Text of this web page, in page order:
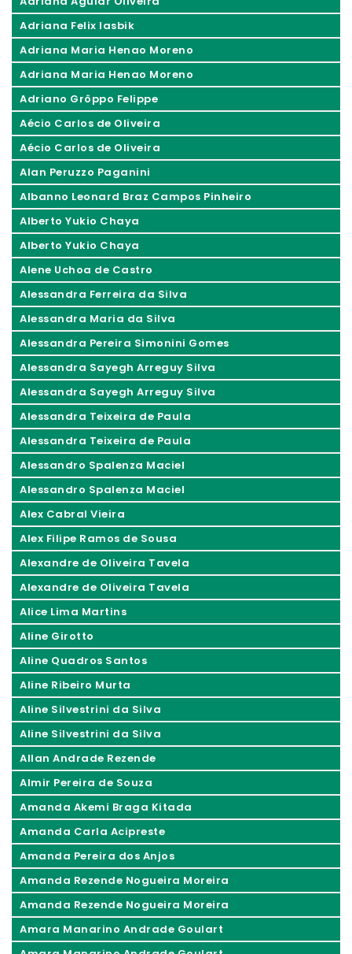
Adriana Felix Iasbik
Adriana Maria Henao Moreno
Adriana Maria Henao Moreno
Adriano Grôppo Felippe
Aécio Carlos de Oliveira
Aécio Carlos de Oliveira
Alan Peruzzo Paganini
Albanno Leonard Braz Campos Pinheiro
Alberto Yukio Chaya
Alberto Yukio Chaya
Alene Uchoa de Castro
Alessandra Ferreira da Silva
Alessandra Maria da Silva
Alessandra Pereira Simonini Gomes
Alessandra Sayegh Arreguy Silva
Alessandra Sayegh Arreguy Silva
Alessandra Teixeira de Paula
Alessandra Teixeira de Paula
Alessandro Spalenza Maciel
Alessandro Spalenza Maciel
Alex Cabral Vieira
Alex Filipe Ramos de Sousa
Alexandre de Oliveira Tavela
Alexandre de Oliveira Tavela
Alice Lima Martins
Aline Girotto
Aline Quadros Santos
Aline Ribeiro Murta
Aline Silvestrini da Silva
Aline Silvestrini da Silva
Allan Andrade Rezende
Almir Pereira de Souza
Amanda Akemi Braga Kitada
Amanda Carla Acipreste
Amanda Pereira dos Anjos
Amanda Rezende Nogueira Moreira
Amanda Rezende Nogueira Moreira
Amara Manarino Andrade Goulart